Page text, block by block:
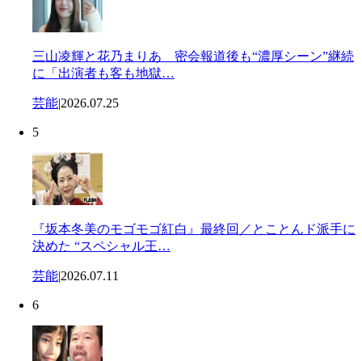
三山凌輝と花乃まりあ 密会報道後も“濃厚シーン”継続
に「出演者も客も地獄…
芸能|2026.07.25
5
『坂本冬美のモゴモゴ紅白』最終回／とことんド派手に
決めた “スペシャル王…
芸能|2026.07.11
6